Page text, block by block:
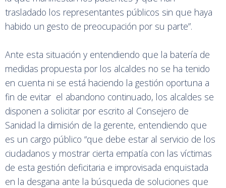
trasladado los representantes públicos sin que haya
habido un gesto de preocupación por su parte”.
Ante esta situación y entendiendo que la batería de
medidas propuesta por los alcaldes no se ha tenido
en cuenta ni se está haciendo la gestión oportuna a
fin de evitar el abandono continuado, los alcaldes se
disponen a solicitar por escrito al Consejero de
Sanidad la dimisión de la gerente, entendiendo que
es un cargo público “que debe estar al servicio de los
ciudadanos y mostrar cierta empatía con las víctimas
de esta gestión deficitaria e improvisada enquistada
en la desgana ante la búsqueda de soluciones que